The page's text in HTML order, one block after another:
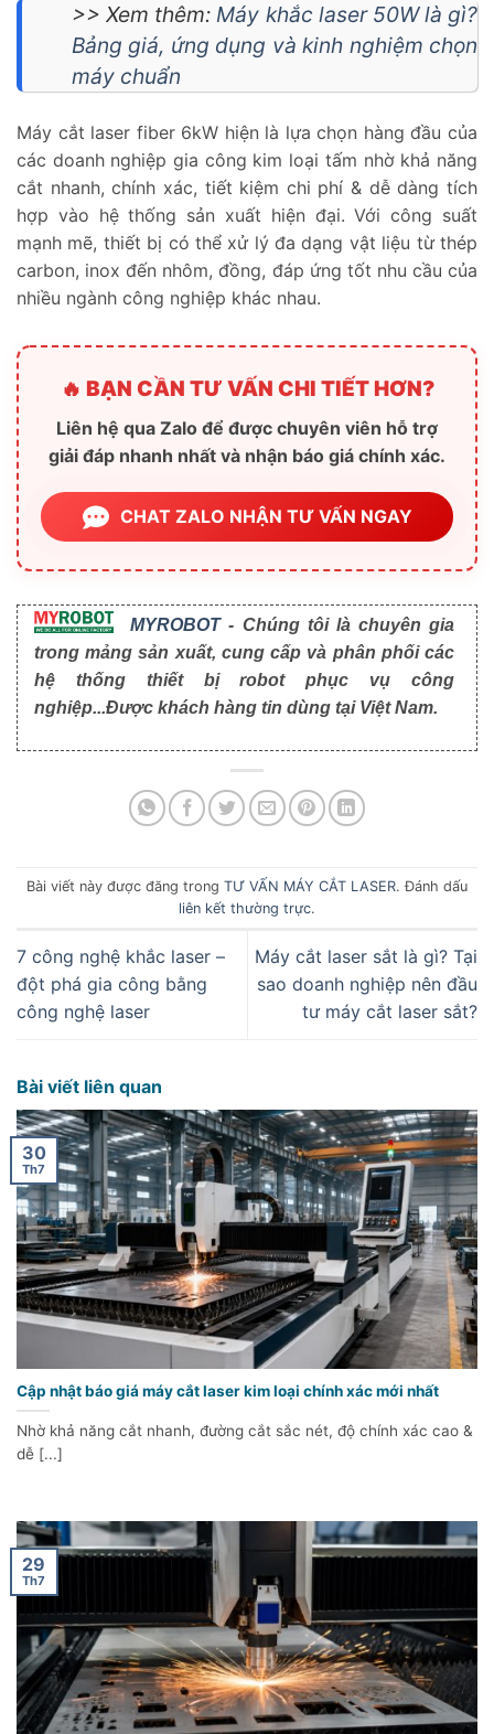
>> Xem thêm: Máy khắc laser 50W là gì?
Bảng giá, ứng dụng và kinh nghiệm chọn
máy chuẩn
Máy cắt laser fiber 6kW hiện là lựa chọn hàng đầu của
các doanh nghiệp gia công kim loại tấm nhờ khả năng
cắt nhanh, chính xác, tiết kiệm chi phí & dễ dàng tích
hợp vào hệ thống sản xuất hiện đại. Với công suất
mạnh mẽ, thiết bị có thể xử lý đa dạng vật liệu từ thép
carbon, inox đến nhôm, đồng, đáp ứng tốt nhu cầu của
nhiều ngành công nghiệp khác nhau.
🔥 BẠN CẦN TƯ VẤN CHI TIẾT HƠN?
Liên hệ qua Zalo để được chuyên viên hỗ trợ
giải đáp nhanh nhất và nhận báo giá chính xác.
CHAT ZALO NHẬN TƯ VẤN NGAY
MYROBOT- Chúng tôi là chuyên gia
trong mảng sản xuất, cung cấp và phân phối các
hệ thống thiết bị robot phục vụ công
nghiệp...Được khách hàng tin dùng tại Việt Nam.
Bài viết này được đăng trong TƯ VẤN MÁY CẮT LASER. Đánh dấu
liên kết thường trực.
7 công nghệ khắc laser –
đột phá gia công bằng
công nghệ laser
Máy cắt laser sắt là gì? Tại
sao doanh nghiệp nên đầu
tư máy cắt laser sắt?
Bài viết liên quan
Cập nhật báo giá máy cắt laser kim loại chính xác mới nhất
Nhờ khả năng cắt nhanh, đường cắt sắc nét, độ chính xác cao &
dễ [...]
30
Th7
29
Th7